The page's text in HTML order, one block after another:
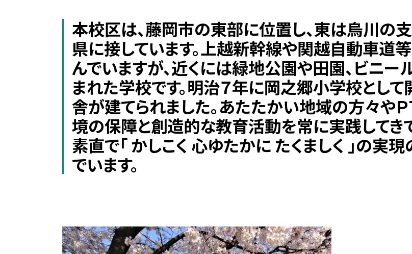
本校区は、藤岡市の東部に位置し、東は烏川の
県に接しています。上越新幹線や関越自動車道
んでいますが、近くには緑地公園や田園、ビニー
まれた学校です。明治７年に岡之郷小学校として
舎が建てられました。あたたかい地域の方々や
境の保障と創造的な教育活動を常に実践してきて
素直で「 かしこく 心ゆたかに たくましく 」の実
でいます。